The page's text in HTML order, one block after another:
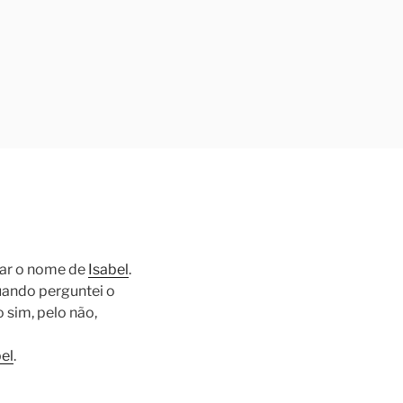
o nome de Isabel.
perguntei o
sim, pelo não,
.